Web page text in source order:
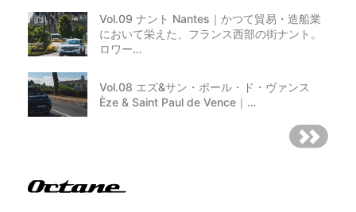
Vol.09 ナント Nantes｜かつて貿易・造船業
において栄えた、フランス西部の街ナント。
ロワー…
Vol.08 エズ&サン・ポール・ド・ヴァンス
Èze & Saint Paul de Vence｜…